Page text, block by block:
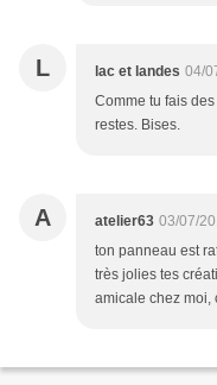
L lac et landes 04/
Comme tu fais
restes. Bises.
A atelier63 03/07/
ton panneau est
très jolies tes
amicale chez moi,